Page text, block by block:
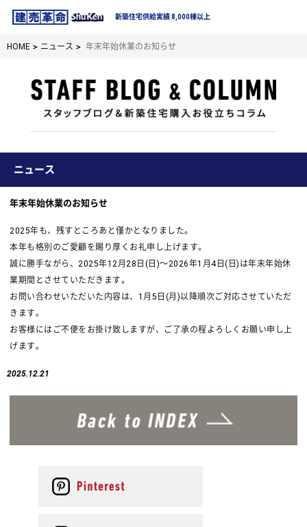
新築住宅供給実績 8,000棟以上
HOME ニュース 年末年始休業のお知らせ
ニュース
年末年始休業のお知らせ
2025年も、残すところあと僅かとなりました。
本年も格別のご愛顧を賜り厚くお礼申し上げます。
誠に勝手ながら、2025年12月28日(日)～2026年1月4日(日)は年末年始休
業期間とさせていただきます。
お問い合わせいただいた内容は、1月5日(月)以降順次ご対応させていただ
きます。
お客様にはご不便をお掛け致しますが、ご了承の程よろしくお願い申し上
げます。
2025.12.21